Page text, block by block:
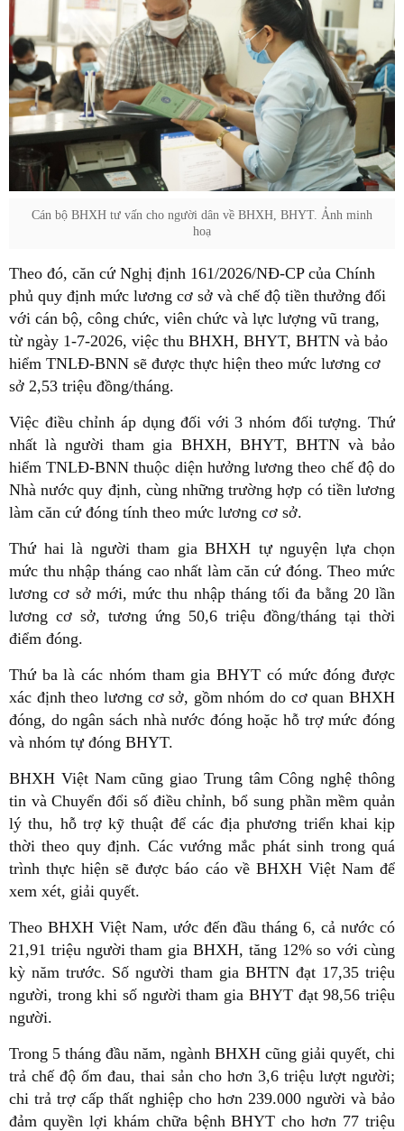
Cán bộ BHXH tư vấn cho người dân về BHXH, BHYT. Ảnh minh
hoạ
Theo đó, căn cứ Nghị định 161/2026/NĐ-CP của Chính
phủ quy định mức lương cơ sở và chế độ tiền thưởng đối
với cán bộ, công chức, viên chức và lực lượng vũ trang,
từ ngày 1-7-2026, việc thu BHXH, BHYT, BHTN và bảo
hiểm TNLĐ-BNN sẽ được thực hiện theo mức lương cơ
sở 2,53 triệu đồng/tháng.
Việc điều chỉnh áp dụng đối với 3 nhóm đối tượng. Thứ
nhất là người tham gia BHXH, BHYT, BHTN và bảo
hiểm TNLĐ-BNN thuộc diện hưởng lương theo chế độ do
Nhà nước quy định, cùng những trường hợp có tiền lương
làm căn cứ đóng tính theo mức lương cơ sở.
Thứ hai là người tham gia BHXH tự nguyện lựa chọn
mức thu nhập tháng cao nhất làm căn cứ đóng. Theo mức
lương cơ sở mới, mức thu nhập tháng tối đa bằng 20 lần
lương cơ sở, tương ứng 50,6 triệu đồng/tháng tại thời
điểm đóng.
Thứ ba là các nhóm tham gia BHYT có mức đóng được
xác định theo lương cơ sở, gồm nhóm do cơ quan BHXH
đóng, do ngân sách nhà nước đóng hoặc hỗ trợ mức đóng
và nhóm tự đóng BHYT.
BHXH Việt Nam cũng giao Trung tâm Công nghệ thông
tin và Chuyển đổi số điều chỉnh, bổ sung phần mềm quản
lý thu, hỗ trợ kỹ thuật để các địa phương triển khai kịp
thời theo quy định. Các vướng mắc phát sinh trong quá
trình thực hiện sẽ được báo cáo về BHXH Việt Nam để
xem xét, giải quyết.
Theo BHXH Việt Nam, ước đến đầu tháng 6, cả nước có
21,91 triệu người tham gia BHXH, tăng 12% so với cùng
kỳ năm trước. Số người tham gia BHTN đạt 17,35 triệu
người, trong khi số người tham gia BHYT đạt 98,56 triệu
người.
Trong 5 tháng đầu năm, ngành BHXH cũng giải quyết, chi
trả chế độ ốm đau, thai sản cho hơn 3,6 triệu lượt người;
chi trả trợ cấp thất nghiệp cho hơn 239.000 người và bảo
đảm quyền lợi khám chữa bệnh BHYT cho hơn 77 triệu